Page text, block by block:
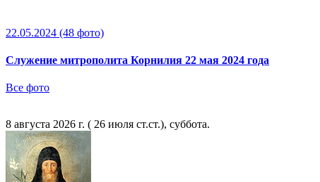
22.05.2024 (48 фото)
Служение митрополита Корнилия 22 мая 2024 года
Все фото
8 августа 2026 г. ( 26 июля ст.ст.), суббота.